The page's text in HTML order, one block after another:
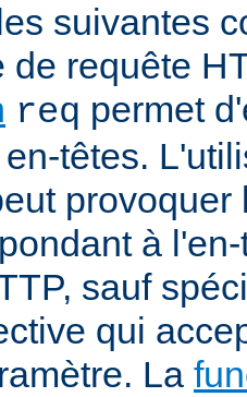
suivantes
de requête
req permet
têtes.
provoquer
à
sauf
qui
La